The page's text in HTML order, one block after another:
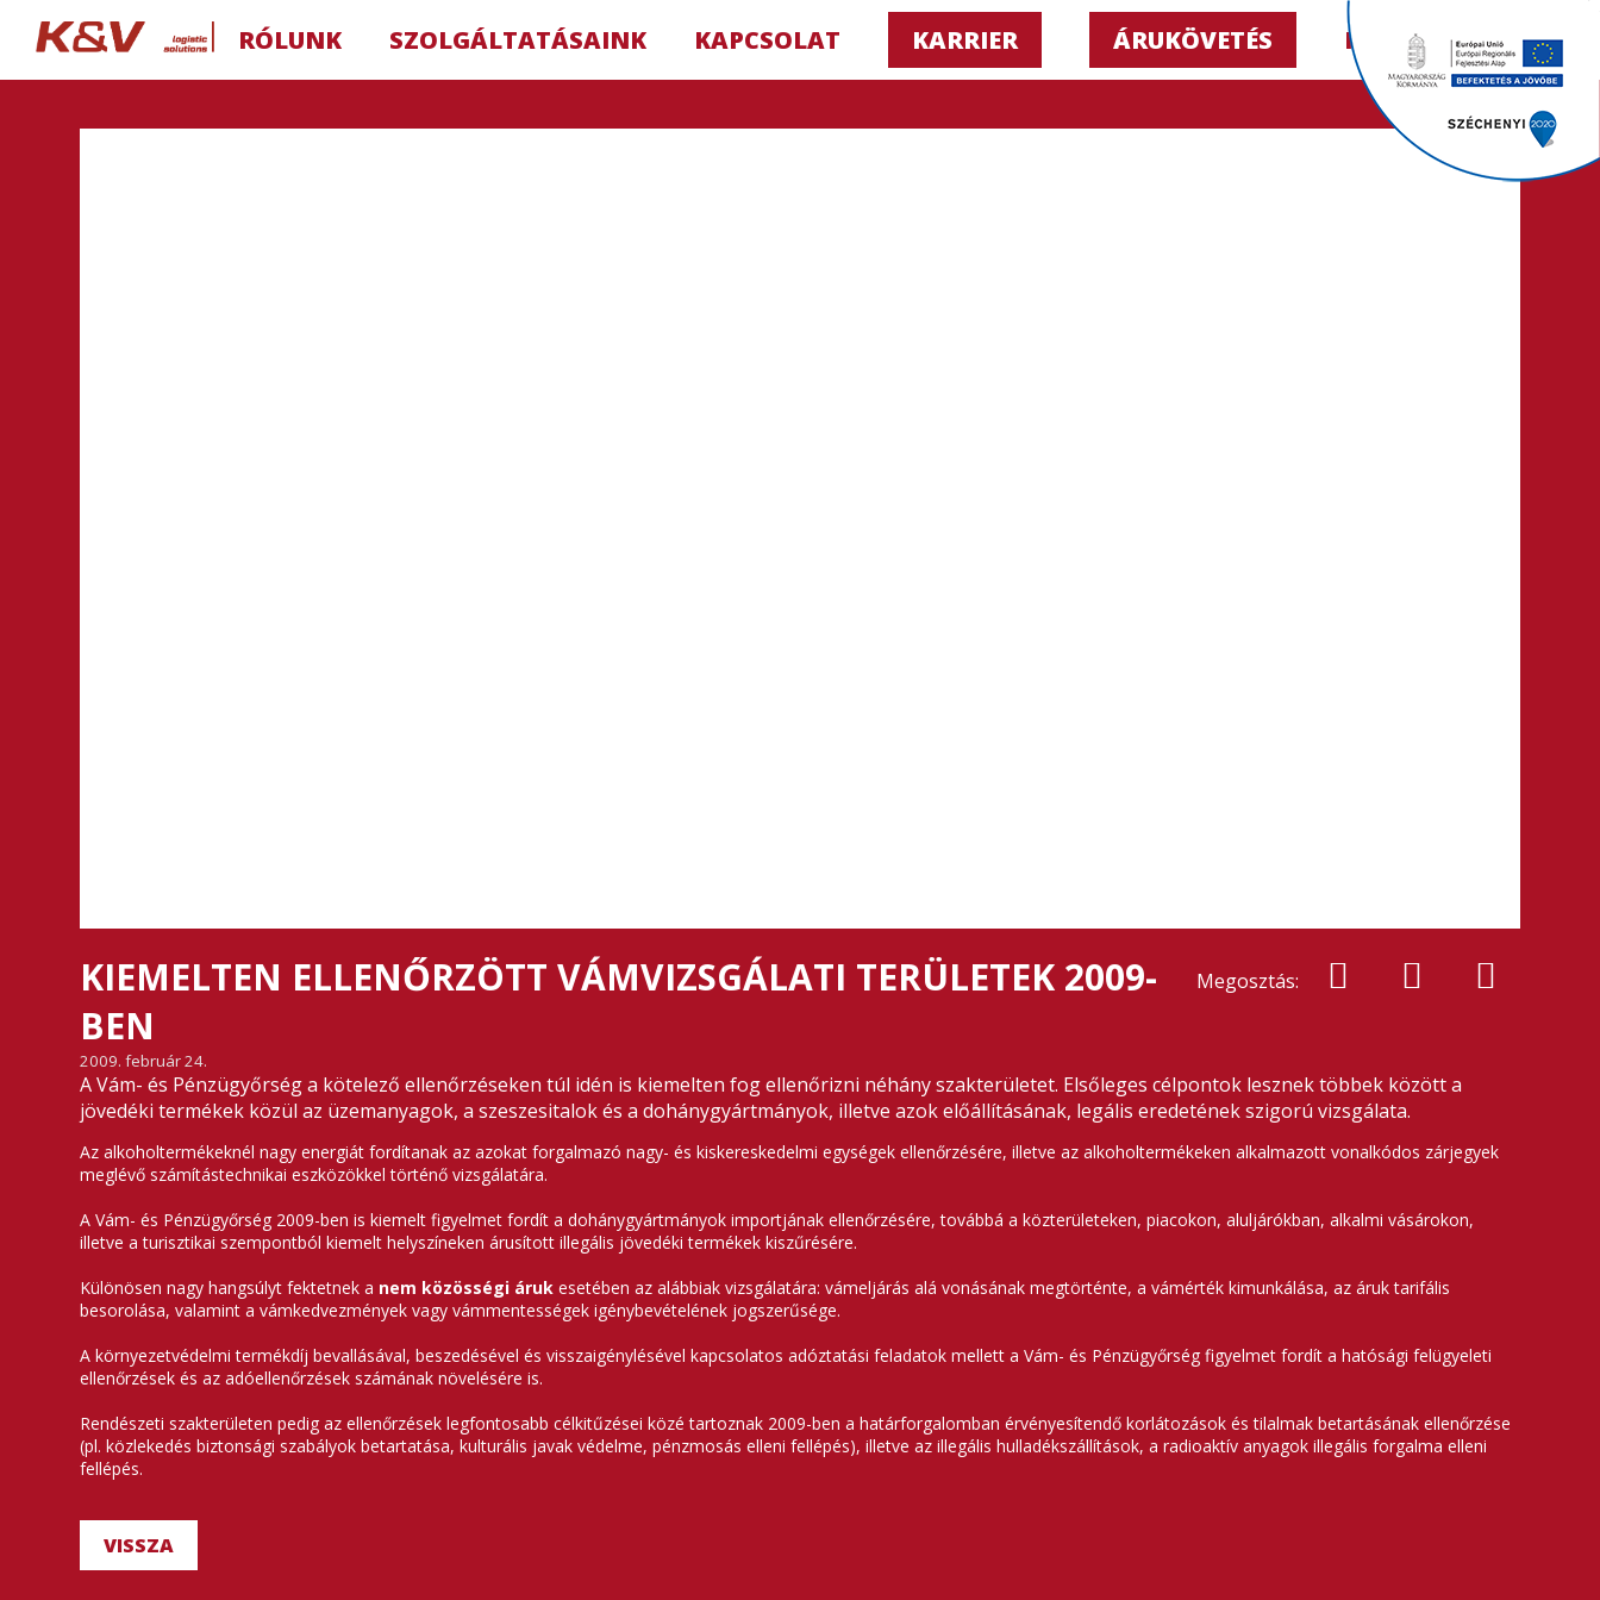
RÓLUNK SZOLGÁLTATÁSAINK KAPCSOLAT KARRIER ÁRUKÖVETÉS HU ▼
Megosztás:
KIEMELTEN ELLENŐRZÖTT VÁMVIZSGÁLATI TERÜLETEK 2009-
BEN
2009. február 24.
A Vám- és Pénzügyőrség a kötelező ellenőrzéseken túl idén is kiemelten fog ellenőrizni néhány szakterületet. Elsőleges célpontok lesznek többek között a
jövedéki termékek közül az üzemanyagok, a szeszesitalok és a dohánygyártmányok, illetve azok előállításának, legális eredetének szigorú vizsgálata.
Az alkoholtermékeknél nagy energiát fordítanak az azokat forgalmazó nagy- és kiskereskedelmi egységek ellenőrzésére, illetve az alkoholtermékeken alkalmazott vonalkódos zárjegyek
meglévő számítástechnikai eszközökkel történő vizsgálatára.
A Vám- és Pénzügyőrség 2009-ben is kiemelt figyelmet fordít a dohánygyártmányok importjának ellenőrzésére, továbbá a közterületeken, piacokon, aluljárókban, alkalmi vásárokon,
illetve a turisztikai szempontból kiemelt helyszíneken árusított illegális jövedéki termékek kiszűrésére.
Különösen nagy hangsúlyt fektetnek a nem közösségi áruk esetében az alábbiak vizsgálatára: vámeljárás alá vonásának megtörténte, a vámérték kimunkálása, az áruk tarifális
besorolása, valamint a vámkedvezmények vagy vámmentességek igénybevételének jogszerűsége.
A környezetvédelmi termékdíj bevallásával, beszedésével és visszaigénylésével kapcsolatos adóztatási feladatok mellett a Vám- és Pénzügyőrség figyelmet fordít a hatósági felügyeleti
ellenőrzések és az adóellenőrzések számának növelésére is.
Rendészeti szakterületen pedig az ellenőrzések legfontosabb célkitűzései közé tartoznak 2009-ben a határforgalomban érvényesítendő korlátozások és tilalmak betartásának ellenőrzése
(pl. közlekedés biztonsági szabályok betartatása, kulturális javak védelme, pénzmosás elleni fellépés), illetve az illegális hulladékszállítások, a radioaktív anyagok illegális forgalma elleni
fellépés.
VISSZA